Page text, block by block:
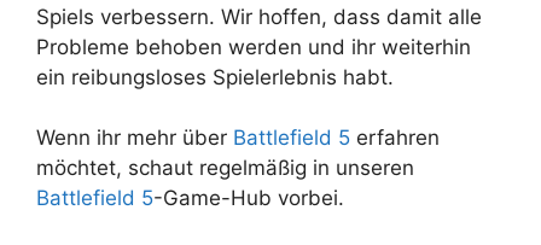
Spiels verbessern. Wir hoffen, dass damit alle
Probleme behoben werden und ihr weiterhin
ein reibungsloses Spielerlebnis habt.
Wenn ihr mehr über Battlefield 5 erfahren
möchtet, schaut regelmäßig in unseren
Battlefield 5-Game-Hub vorbei.